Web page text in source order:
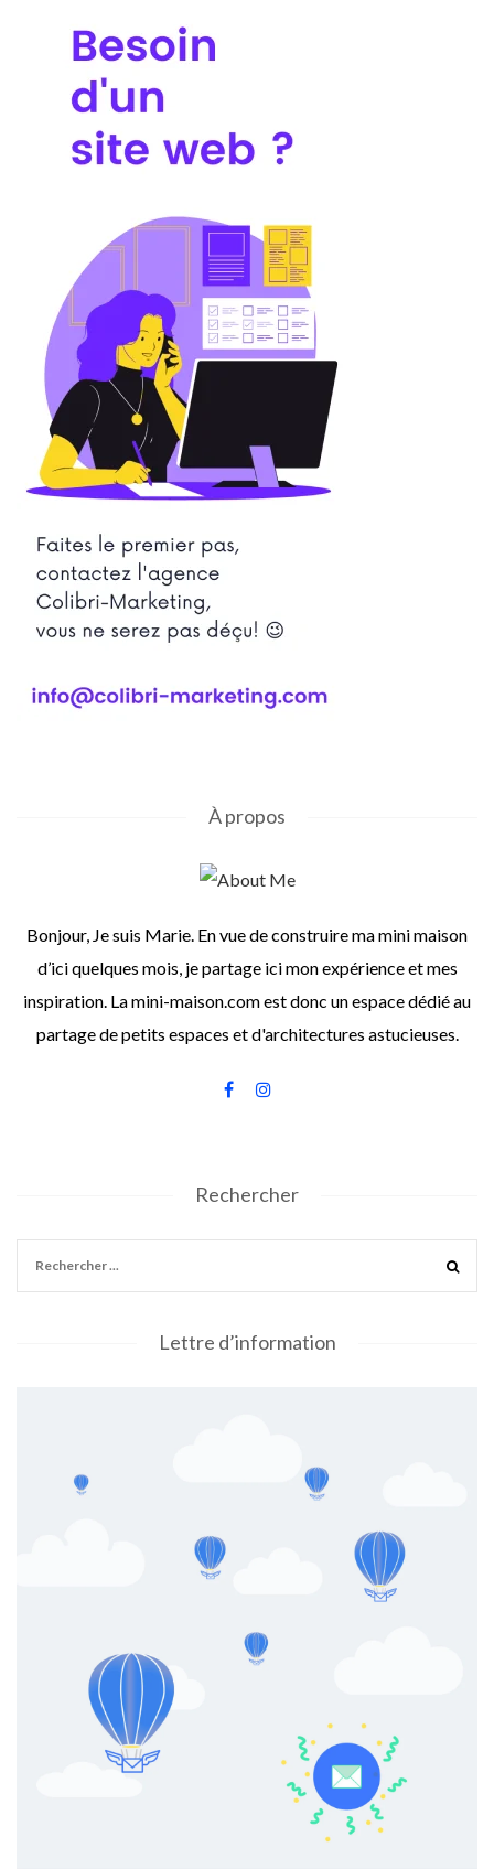
À propos
Bonjour, Je suis Marie. En vue de construire ma mini maison
d’ici quelques mois, je partage ici mon expérience et mes
inspiration. La mini-maison.com est donc un espace dédié au
partage de petits espaces et d'architectures astucieuses.
Rechercher
Lettre d’information